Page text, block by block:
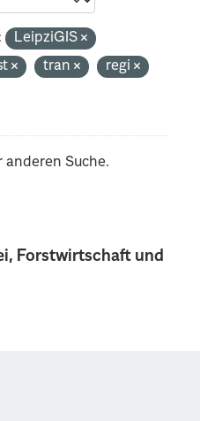
Forstwirtschaft und
LeipziGIS
tran regi
anderen Suche.